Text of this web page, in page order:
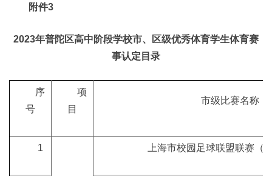
附件3
2023年普陀区高中阶段学校市、区级优秀体育学生体育赛
事认定目录
序
号
项
目
市级比赛名称
1 上海市校园足球联盟联赛（